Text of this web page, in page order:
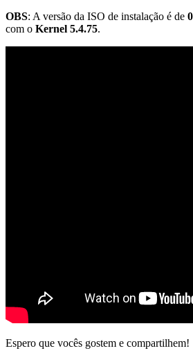
OBS: A versão da ISO de instalação é de
com o Kernel 5.4.75.
Espero que vocês gostem e compartilhem!